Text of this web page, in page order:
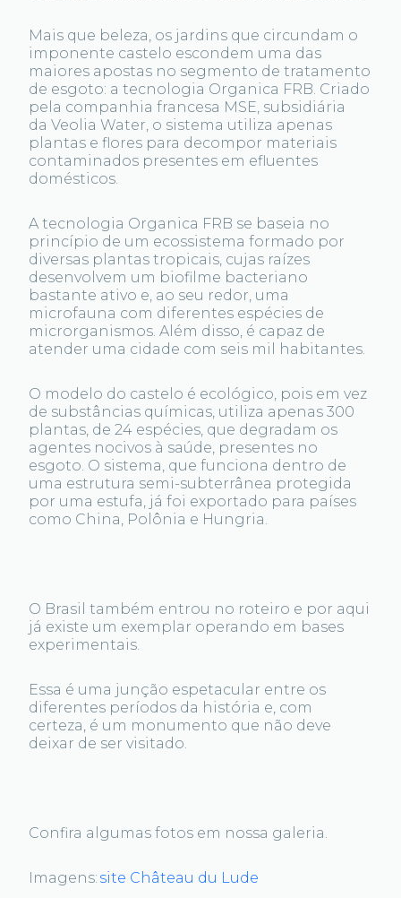
Mais que beleza, os jardins que circundam o
imponente castelo escondem uma das
maiores apostas no segmento de tratamento
de esgoto: a tecnologia Organica FRB. Criado
pela companhia francesa MSE, subsidiária
da Veolia Water, o sistema utiliza apenas
plantas e flores para decompor materiais
contaminados presentes em efluentes
domésticos.
A tecnologia Organica FRB se baseia no
princípio de um ecossistema formado por
diversas plantas tropicais, cujas raízes
desenvolvem um biofilme bacteriano
bastante ativo e, ao seu redor, uma
microfauna com diferentes espécies de
microrganismos. Além disso, é capaz de
atender uma cidade com seis mil habitantes.
O modelo do castelo é ecológico, pois em vez
de substâncias químicas, utiliza apenas 300
plantas, de 24 espécies, que degradam os
agentes nocivos à saúde, presentes no
esgoto. O sistema, que funciona dentro de
uma estrutura semi-subterrânea protegida
por uma estufa, já foi exportado para países
como China, Polônia e Hungria.
O Brasil também entrou no roteiro e por aqui
já existe um exemplar operando em bases
experimentais.
Essa é uma junção espetacular entre os
diferentes períodos da história e, com
certeza, é um monumento que não deve
deixar de ser visitado.
Confira algumas fotos em nossa galeria.
Imagens: site Château du Lude